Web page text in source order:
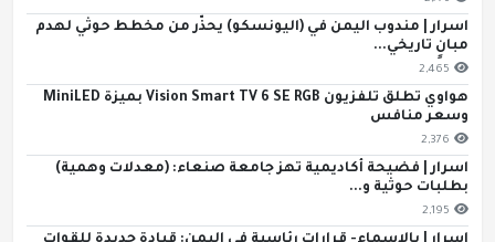
اسرار | مندوب اليمن في (اليونسكو) يحذّر من مخطط حوثي لهدم
مبانٍ تاريخي...
2,465
هواوي تطلق تلفزيون Vision Smart TV 6 SE RGB بميزة MiniLED
وسعر منافس
2,376
اسرار | فضيحة أكاديمية تهز جامعة صنعاء: (معدلات وهمية)
بطلبات حوثية و...
2,195